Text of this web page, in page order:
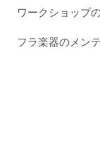
ワークショップ
フラ楽器のメン